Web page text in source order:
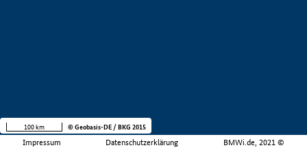
Impressum Datenschutzerklärung BMWi.de, 2021 ©
100 km © Geobasis-DE / BKG 2015